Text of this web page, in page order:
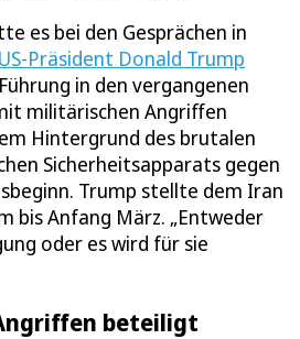
es bei den Gesprächen in
US-Präsident Donald Trump
in den vergangenen
militärischen Angriffen
Hintergrund des brutalen
Sicherheitsapparats gegen
Trump stellte dem Iran
bis Anfang März. „Entweder
oder es wird für sie
beteiligt